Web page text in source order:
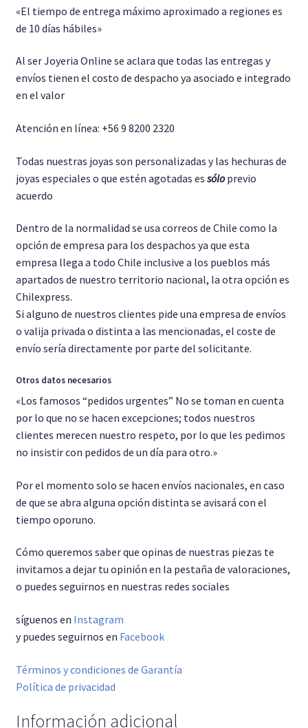
«El tiempo de entrega máximo aproximado a regiones es
de 10 días hábiles»
Al ser Joyeria Online se aclara que todas las entregas y
envíos tienen el costo de despacho ya asociado e integrado
en el valor
Atención en línea: +56 9 8200 2320
Todas nuestras joyas son personalizadas y las hechuras de
joyas especiales o que estén agotadas es sóloprevio
acuerdo
Dentro de la normalidad se usa correos de Chile como la
opción de empresa para los despachos ya que esta
empresa llega a todo Chile inclusive a los pueblos más
apartados de nuestro territorio nacional, la otra opción es
Chilexpress.
Si alguno de nuestros clientes pide una empresa de envíos
o valija privada o distinta a las mencionadas, el coste de
envío sería directamente por parte del solicitante.
Otros datos necesarios
«Los famosos “pedidos urgentes” No se toman en cuenta
por lo que no se hacen excepciones; todos nuestros
clientes merecen nuestro respeto, por lo que les pedimos
no insistir con pedidos de un día para otro.»
Por el momento solo se hacen envíos nacionales, en caso
de que se abra alguna opción distinta se avisará con el
tiempo oporuno.
Cómo queremos saber que opinas de nuestras piezas te
invitamos a dejar tu opinión en la pestaña de valoraciones,
o puedes seguirnos en nuestras redes sociales
síguenos en Instagram
y puedes seguirnos en Facebook
Términos y condiciones de Garantía
Política de privacidad
Información adicional